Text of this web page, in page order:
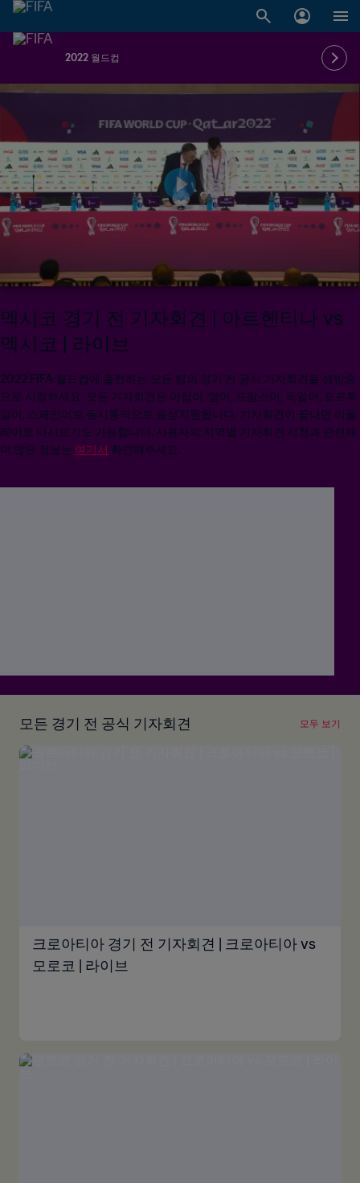
2022 월드컵
멕시코 경기 전 기자회견 | 아르헨티나 vs
멕시코 | 라이브
2022 FIFA 월드컵에 출전하는 모든 팀의 경기 전 공식 기자회견을 생방송
으로 시청하세요. 모든 기자회견은 아랍어, 영어, 프랑스어, 독일어, 포르투
갈어, 스페인어로 동시통역으로 음성지원됩니다. 기자회견이 끝나면 리플
레이로 다시보기도 가능합니다. 사용자의 지역별 기자회견 시청과 관련해
더 많은 정보는 여기서 확인해주세요.
모든 경기 전 공식 기자회견 모두 보기
크로아티아 경기 전 기자회견 | 크로아티아 vs
모로코 | 라이브